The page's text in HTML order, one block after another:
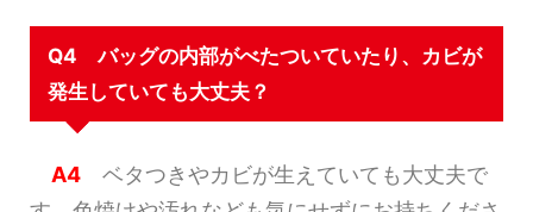
Q4 バッグの内部がべたついていたり、カビが
発生していても大丈夫？
A4 ベタつきやカビが生えていても大丈夫で